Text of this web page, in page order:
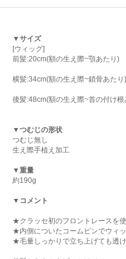
▼サイズ
[ウィッグ]
前髪:20cm(額の生え際~顎あたり)
横髪:34cm(額の生え際~鎖骨あたり)
後髪:48cm(額の生え際~首の付け根
▼つむじの形状
つむじ無し
生え際手植え加工
▼重量
約190g
▼コメント
★クラッセ初のフロントレースを
★内側についたコームピンでウィッ
★毛量しっかりで立ち上げても透け